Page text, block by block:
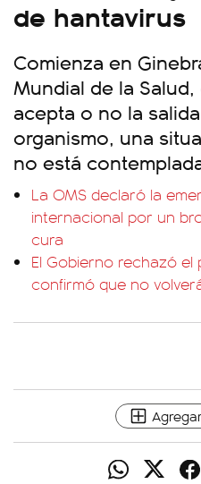
de hantavirus
Comienza en
Mundial de la
acepta o no la
organismo, una
no está
La OMS declaró la
internacional por un
cura
El Gobierno rechazó el
confirmó que no